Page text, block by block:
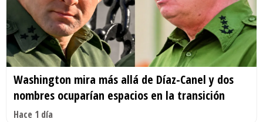
Washington mira más allá de Díaz-Canel y dos
nombres ocuparían espacios en la transición
Hace 1 día